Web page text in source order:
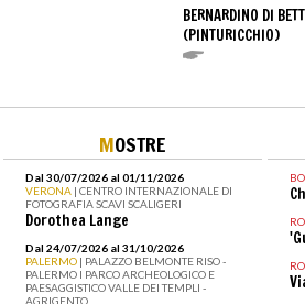
BERNARDINO DI
(PINTURICCHIO)
MOSTRE
Dal 30/07/2026 al 01/11/2026
VERONA | CENTRO INTERNAZIONALE DI
FOTOGRAFIA SCAVI SCALIGERI
Dorothea Lange
Dal 24/07/2026 al 31/10/2026
PALERMO | PALAZZO BELMONTE RISO -
PALERMO I PARCO ARCHEOLOGICO E
PAESAGGISTICO VALLE DEI TEMPLI -
AGRIGENTO